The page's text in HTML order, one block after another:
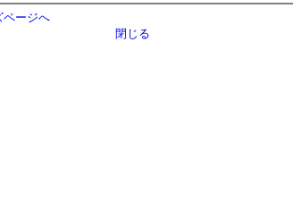
ページへ
閉じる